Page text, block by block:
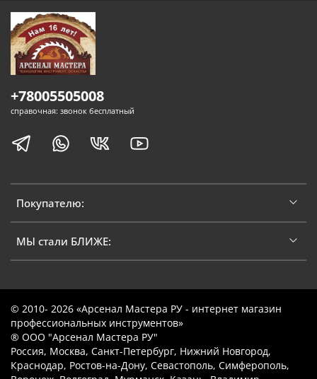
Покупателю:
МЫ стали БЛИЖЕ:
+78005505008
справочная: звонок бесплатный
© 2010- 2026 «Арсенал Мастера РУ - интернет магазин
профессиональных инструментов»
® ООО "Арсенал Мастера РУ"
Россия, Москва, Санкт-Петербург, Нижний Новгород,
Краснодар, Ростов-на-Дону, Севастополь, Симферополь,